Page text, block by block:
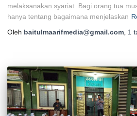
melaksanakan syariat. Bagi orang tua
hanya tentang bagaimana menjelaskan
Oleh baitulmaarifmedia@gmail.com 1